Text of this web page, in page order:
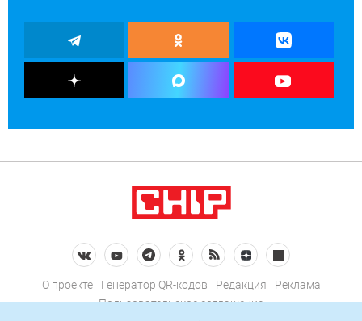
О проекте Генератор QR-кодов Редакция
Реклама
Пользовательское соглашение